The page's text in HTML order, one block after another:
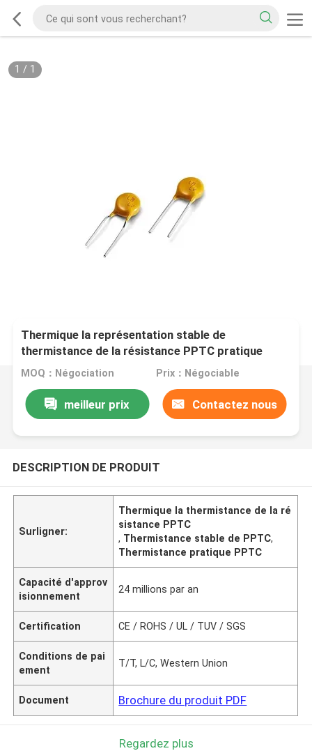
1 / 1
Thermique la représentation stable de
thermistance de la résistance PPTC pratique
MOQ：Négociation Prix：Négociable
meilleur prix Contactez nous
DESCRIPTION DE PRODUIT
Surligner:
Thermique la thermistance de la ré
sistance PPTC
, Thermistance stable de PPTC,
Thermistance pratique PPTC
Capacité d'approv
isionnement
24 millions par an
Certification CE / ROHS / UL / TUV / SGS
Conditions de pai
ement
T/T, L/C, Western Union
Document Brochure du produit PDF
Regardez plus